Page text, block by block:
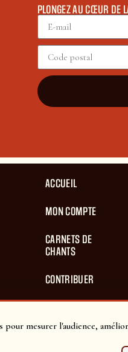
mesurer l'audience,
PLONGEZ AU CŒUR DE
ACCUEIL
MON COMPTE
CARNETS DE
CHANTS
CONTRIBUER